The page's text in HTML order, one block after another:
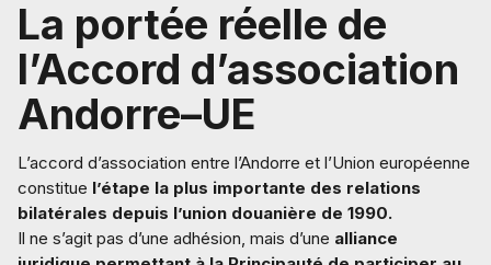
La portée réelle de
l’Accord d’association
Andorre–UE
L’accord d’association entre l’Andorre et l’Union européenne
constitue l’étape la plus importante des relations
bilatérales depuis l’union douanière de 1990.
Il ne s’agit pas d’une adhésion, mais d’une alliance